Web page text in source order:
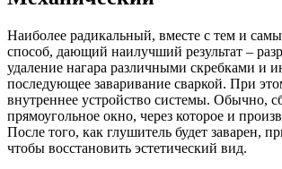
Наиболее радикальный, вместе с тем и
способ, дающий наилучший результат –
удаление нагара различными скребками и
последующее заваривание сваркой. При
внутреннее устройство системы. Обычно,
прямоугольное окно, через которое и
После того, как глушитель будет заварен,
чтобы восстановить эстетический вид.